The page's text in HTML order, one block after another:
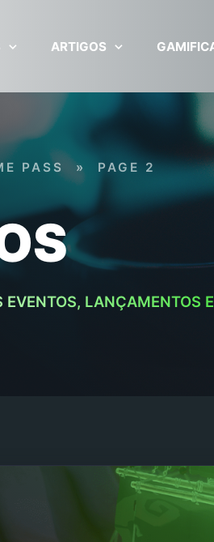
ARTIGOS
LANÇAMENTOS
PASS » PAGE 2